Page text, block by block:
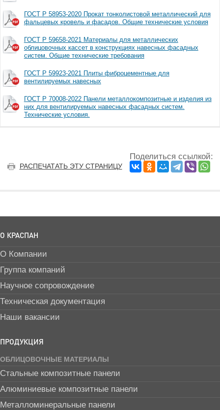
ГОСТ Р 58953-2020 Прокат тонколистовой металлический для
фальцевых кровель и фасадов. Общие технические условия
ГОСТ Р 59658-2021 Материалы для металлических
облицовочных кассет в конструкциях навесных фасадных
систем. Общие технические требования
ГОСТ Р 59923-2021 Плиты фиброцементные для
вентилируемых навесных
ГОСТ Р 70008-2022 Панели металлокомпозитные и изделия из
них для вентилируемых навесных фасадных систем.
Технические условия.
РАСПЕЧАТАТЬ ЭТУ СТРАНИЦУ
Поделиться ссылкой:
О КРАСПАН
О Компании
Группа компаний
Научное сопровождение
Техническая документация
Наши вакансии
ПРОДУКЦИЯ
ОБЛИЦОВОЧНЫЕ МАТЕРИАЛЫ
Стальные композитные панели
Алюминиевые композитные панели
Металломинеральные панели